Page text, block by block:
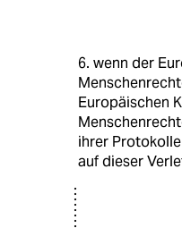
6. wenn der
Europäischen
ihrer
auf dieser